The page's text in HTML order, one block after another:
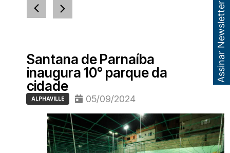
Santana de Parnaíba
inaugura 10° parque da
cidade
ALPHAVILLE 05/09/2024
Assinar Newsletter